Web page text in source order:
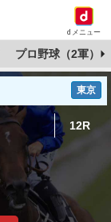
dメニュー
プロ野球（2軍）
東京
12R